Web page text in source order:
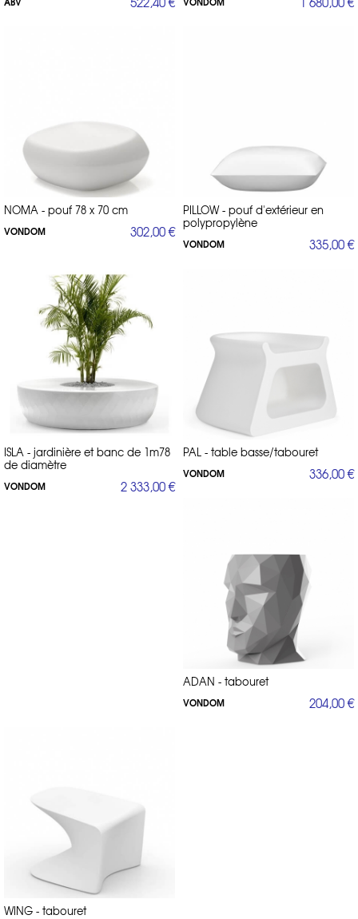
NOMA - pouf 78 x 70 cm
VONDOM 302,00 €
PILLOW - pouf d'extérieur en
polypropylène
VONDOM 335,00 €
ISLA - jardinière et banc de 1m78
de diamètre
VONDOM 2 333,00 €
PAL - table basse/tabouret
VONDOM 336,00 €
ADAN - tabouret
VONDOM 204,00 €
WING - tabouret